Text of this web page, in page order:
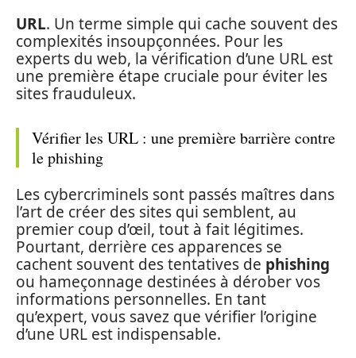
URL. Un terme simple qui cache souvent des
complexités insoupçonnées. Pour les
experts du web, la vérification d’une URL est
une première étape cruciale pour éviter les
sites frauduleux.
Vérifier les URL : une première barrière contre
le phishing
Les cybercriminels sont passés maîtres dans
l’art de créer des sites qui semblent, au
premier coup d’œil, tout à fait légitimes.
Pourtant, derrière ces apparences se
cachent souvent des tentatives de phishing
ou hameçonnage destinées à dérober vos
informations personnelles. En tant
qu’expert, vous savez que vérifier l’origine
d’une URL est indispensable.